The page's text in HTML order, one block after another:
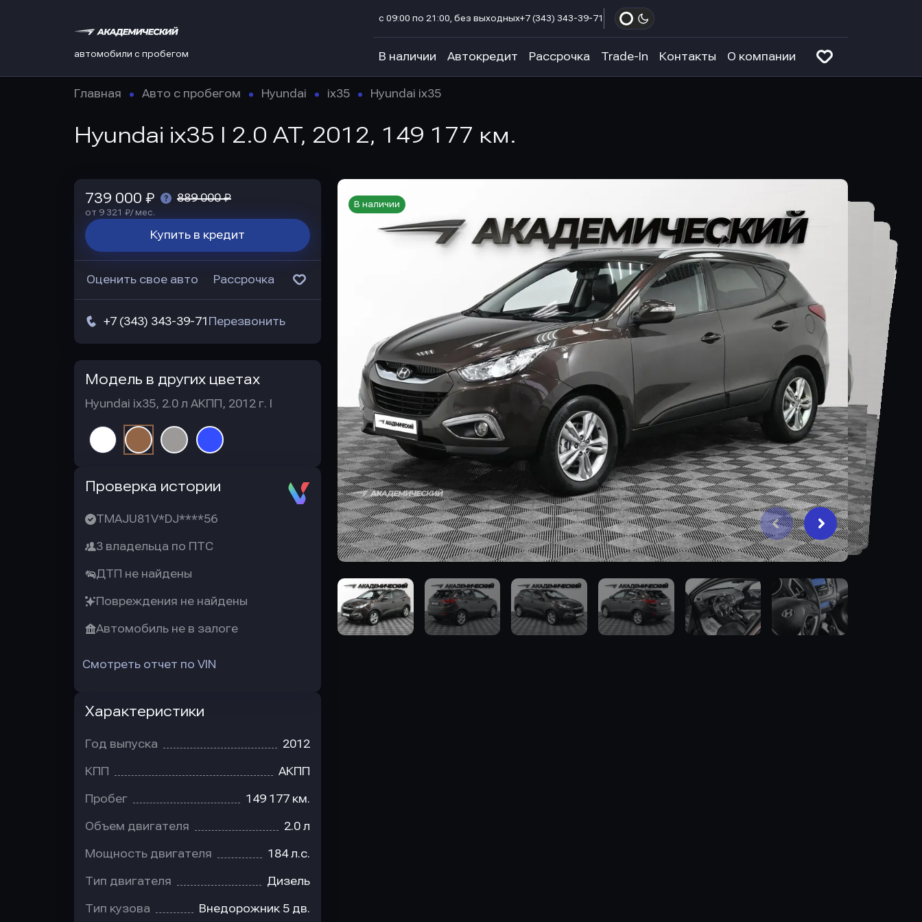
автомобили с пробегом
с 09:00 по 21:00, без выходных+7 (343) 343-39-71
В наличии Автокредит Рассрочка Trade-In Контакты О компании
Главная Авто с пробегом Hyundai ix35 Hyundai ix35
Hyundai ix35 I 2.0 AT, 2012, 149 177 км.
В наличии
739 000 ₽ 889 000 ₽
от 9 321 ₽/ мес.
Купить в кредит
Оценить свое авто Рассрочка
+7 (343) 343-39-71 Перезвонить
Модель в других цветах
Hyundai ix35, 2.0 л АКПП, 2012 г. I
Проверка истории
TMAJU81V*DJ****56
3 владельца по ПТС
ДТП не найдены
Повреждения не найдены
Автомобиль не в залоге
Смотреть отчет по VIN
Характеристики
Год выпуска 2012
КПП АКПП
Пробег 149 177 км.
Объем двигателя 2.0 л
Мощность двигателя 184 л.с.
Тип двигателя Дизель
Тип кузова Внедорожник 5 дв.